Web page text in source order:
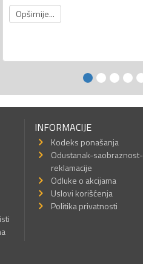
Opširnije...
INFORMACIJE
Kodeks ponašanja
Odustanak-saobraznost-
reklamacije
Odluke o akcijama
Uslovi korišćenja
Politika privatnosti